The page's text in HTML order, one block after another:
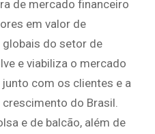
de mercado financeiro
em valor de
do setor de
e viabiliza o mercado
com os clientes e a
do Brasil.
e de balcão, além de